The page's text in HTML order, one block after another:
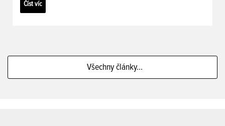
Číst víc
Všechny články...